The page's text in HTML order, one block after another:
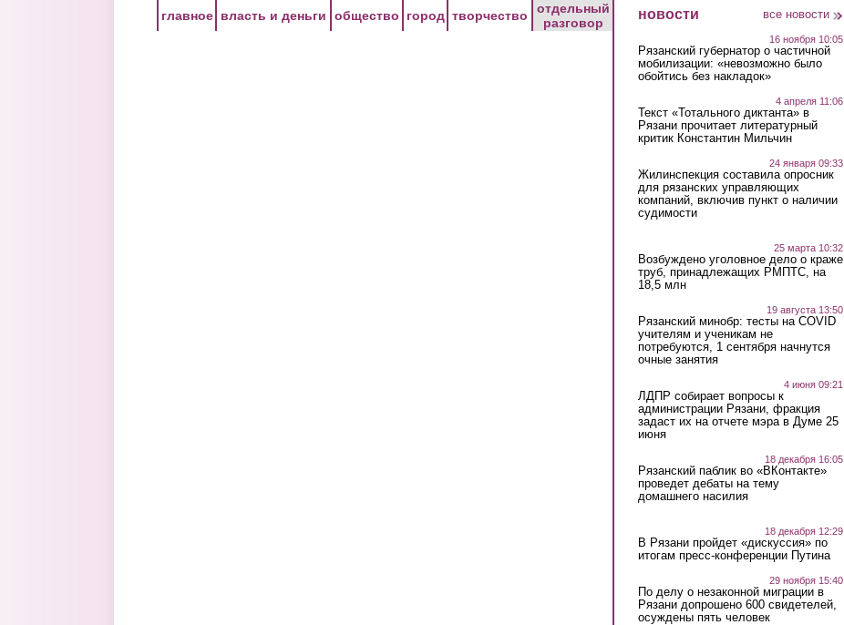
главное власть и деньги общество город творчество
отдельный
разговор
новости все новости
16 ноября 10:05
Рязанский губернатор о частичной
мобилизации: «невозможно было
обойтись без накладок»
4 апреля 11:06
Текст «Тотального диктанта» в
Рязани прочитает литературный
критик Константин Мильчин
24 января 09:33
Жилинспекция составила опросник
для рязанских управляющих
компаний, включив пункт о наличии
судимости
25 марта 10:32
Возбуждено уголовное дело о краже
труб, принадлежащих РМПТС, на
18,5 млн
19 августа 13:50
Рязанский минобр: тесты на COVID
учителям и ученикам не
потребуются, 1 сентября начнутся
очные занятия
4 июня 09:21
ЛДПР собирает вопросы к
администрации Рязани, фракция
задаст их на отчете мэра в Думе 25
июня
18 декабря 16:05
Рязанский паблик во «ВКонтакте»
проведет дебаты на тему
домашнего насилия
18 декабря 12:29
В Рязани пройдет «дискуссия» по
итогам пресс-конференции Путина
29 ноября 15:40
По делу о незаконной миграции в
Рязани допрошено 600 свидетелей,
осуждены пять человек